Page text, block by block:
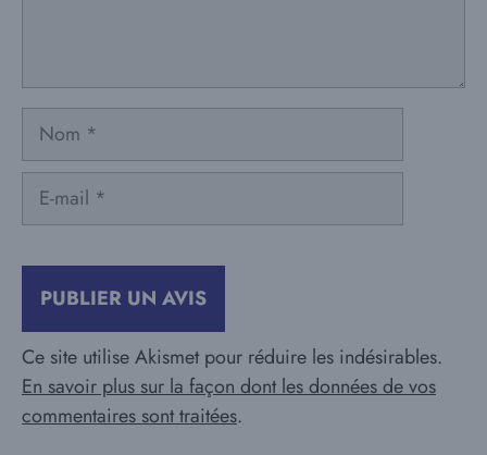
Nom
mail
Ce site utilise Akismet pour réduire les indésirables.
En savoir plus sur la façon dont les données de vos
commentaires sont traitées.